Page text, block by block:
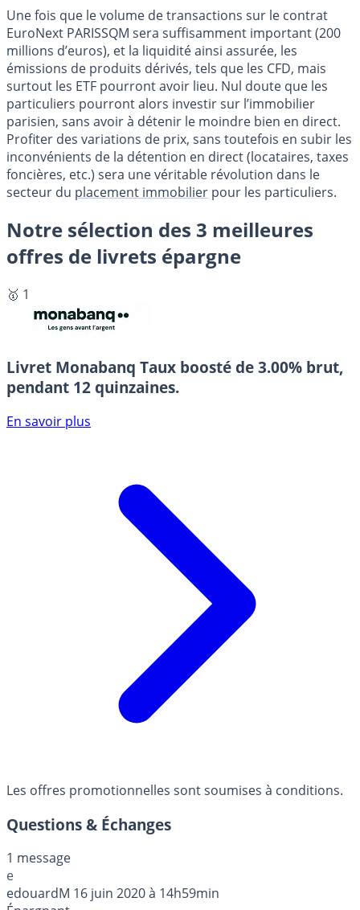
Une fois que le volume de transactions sur le contrat
EuroNext PARISSQM sera suffisamment important (200
millions d’euros), et la liquidité ainsi assurée, les
émissions de produits dérivés, tels que les CFD, mais
surtout les ETF pourront avoir lieu. Nul doute que les
particuliers pourront alors investir sur l’immobilier
parisien, sans avoir à détenir le moindre bien en direct.
Profiter des variations de prix, sans toutefois en subir les
inconvénients de la détention en direct (locataires, taxes
foncières, etc.) sera une véritable révolution dans le
secteur du placement immobilier pour les particuliers.
Notre sélection des 3 meilleures
offres de livrets épargne
🥇 1
Livret Monabanq Taux boosté de 3.00% brut,
pendant 12 quinzaines.
En savoir plus
Les offres promotionnelles sont soumises à conditions.
Questions & Échanges
1 message
e
edouardM 16 juin 2020 à 14h59min